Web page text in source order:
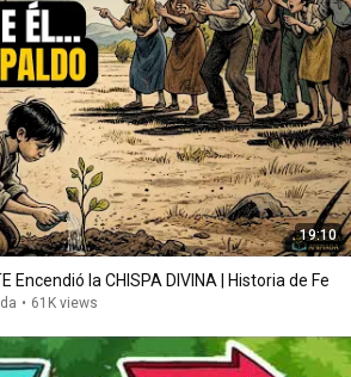
19:10
Encendió la CHISPA DIVINA | Historia de Fe
• 61K views